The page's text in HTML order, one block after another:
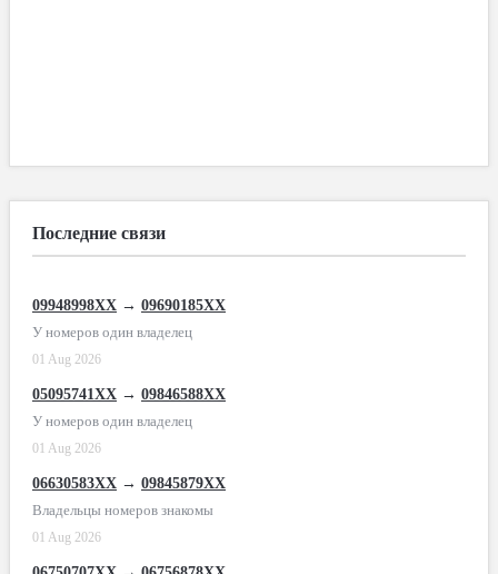
Последние связи
09948998XX → 09690185XX
У номеров один владелец
01 Aug 2026
05095741XX → 09846588XX
У номеров один владелец
01 Aug 2026
06630583XX → 09845879XX
Владельцы номеров знакомы
01 Aug 2026